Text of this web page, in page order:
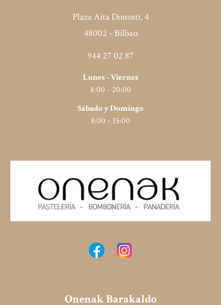
Plaza Aita Donosti, 4
48002 - Bilbao
944 27 02 87
Lunes - Viernes
8:00 - 20:00
Sábado y Domingo
8:00 - 15:00
Onenak Barakaldo